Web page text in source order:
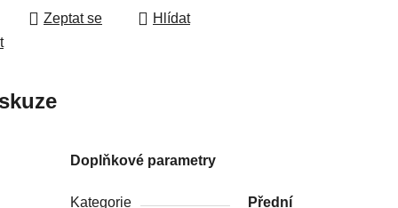
Zeptat se
Hlídat
Doplňkové parametry
Kategorie Přední